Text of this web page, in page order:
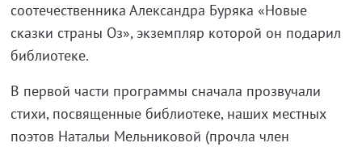
соотечественника Александра Буряка «Новые
сказки страны Оз», экземпляр которой он подарил
библиотеке.
В первой части программы сначала прозвучали
стихи, посвященные библиотеке, наших местных
поэтов Натальи Мельниковой (прочла член